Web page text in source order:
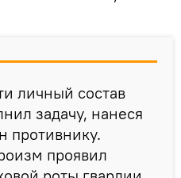
личный состав
задачу, нанеся
противнику.
проявил